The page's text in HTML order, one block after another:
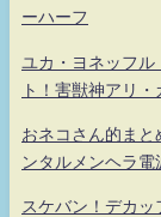
ーハーフ
ユカ・ヨネッフ
ト！害獣神アリ
おネコさん的ま
ンタルメンヘラ
スケバン！デカ